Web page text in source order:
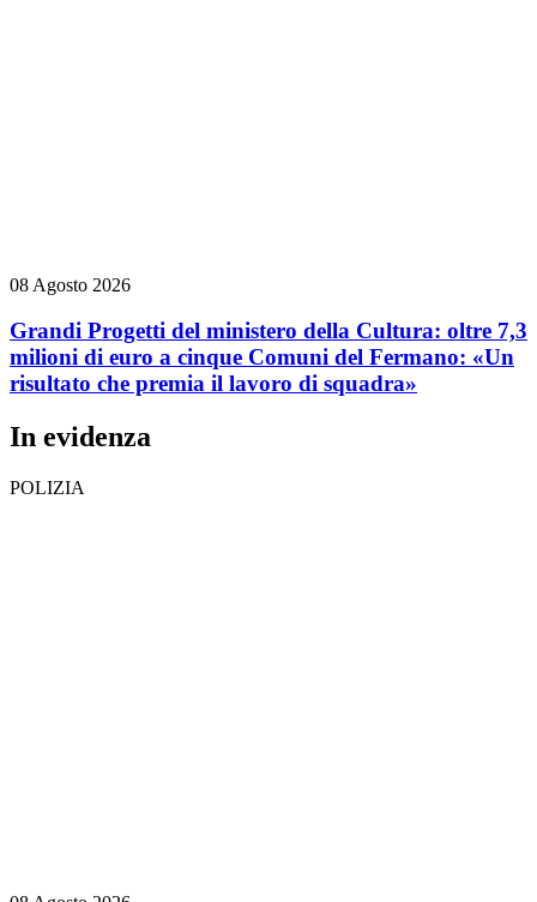
08 Agosto 2026
Grandi Progetti del ministero della Cultura: oltre 7,3
milioni di euro a cinque Comuni del Fermano: «Un
risultato che premia il lavoro di squadra»
In evidenza
POLIZIA